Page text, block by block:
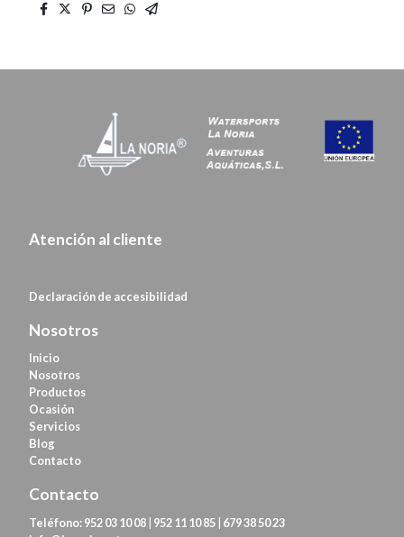
Atención al cliente
Declaración de accesibilidad
Nosotros
Inicio
Nosotros
Productos
Ocasión
Servicios
Blog
Contacto
Contacto
Teléfono:952 03 10 08 952 11 10 85 679 38 50 23